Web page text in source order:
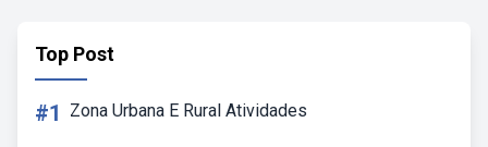
Top Post
#1 Zona Urbana E Rural Atividades